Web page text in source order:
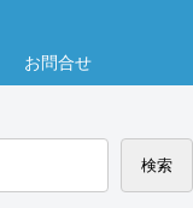
お問合せ
検索